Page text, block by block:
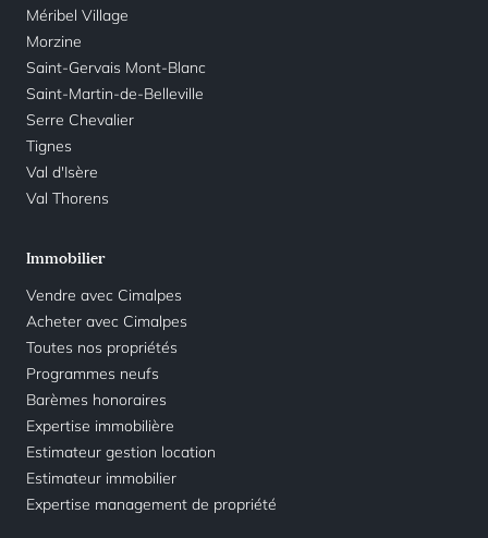
Méribel Village
Morzine
Saint-Gervais Mont-Blanc
Saint-Martin-de-Belleville
Serre Chevalier
Tignes
Val d'Isère
Val Thorens
Immobilier
Vendre avec Cimalpes
Acheter avec Cimalpes
Toutes nos propriétés
Programmes neufs
Barèmes honoraires
Expertise immobilière
Estimateur gestion location
Estimateur immobilier
Expertise management de propriété